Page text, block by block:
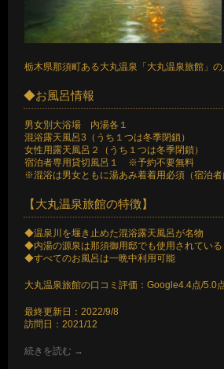
栃木県那須町ある大丸温泉「大丸温泉旅館」の
◆お風呂情報
男女別大浴場 内湯各１
混浴露天風呂3（うち１つは冬季閉鎖）
女性用露天風呂２（うち１つは冬季閉鎖）
宿泊者専用貸切風呂１ ※予約不要無料
※混浴は男女ともに湯あみ着着用必須（宿泊者
【大丸温泉旅館の特徴】
◆温泉川を堰き止めた混浴露天風呂が名物
◆内湯の源泉は那須御用邸でも使用されている
◆すべてのお風呂は一晩中利用可能
大丸温泉旅館の口コミ評価：Google4.4点/5.0
最終更新日：2022/9/8
訪問日：2021/12
続きを読む →